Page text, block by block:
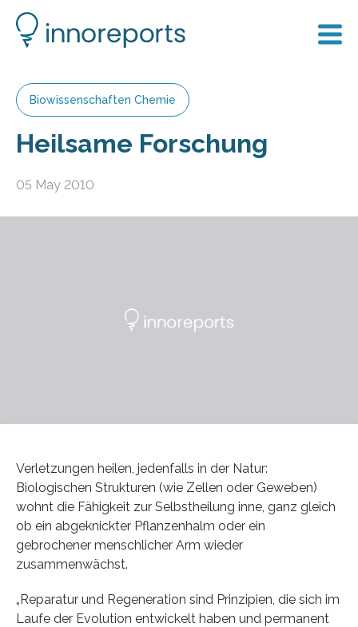
Biowissenschaften Chemie
Heilsame Forschung
05 May 2010
Verletzungen heilen, jedenfalls in der Natur:
Biologischen Strukturen (wie Zellen oder Geweben)
wohnt die Fähigkeit zur Selbstheilung inne, ganz gleich
ob ein abgeknickter Pflanzenhalm oder ein
gebrochener menschlicher Arm wieder
zusammenwächst.
„Reparatur und Regeneration sind Prinzipien, die sich im
Laufe der Evolution entwickelt haben und permanent